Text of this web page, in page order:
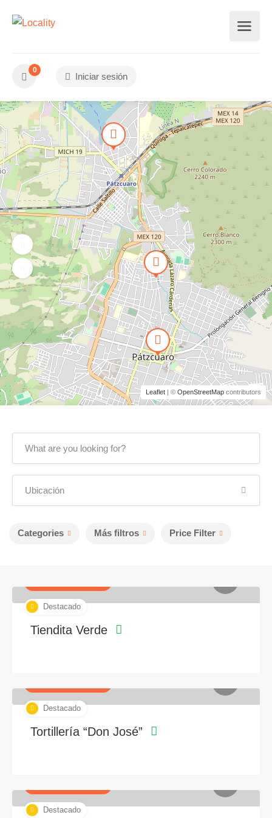
0
Iniciar sesión
Categories Más filtros Price Filter
Destacado
Tiendita Verde
Destacado
Tortillería “Don José”
Destacado
Leaflet | © OpenStreetMap contributors